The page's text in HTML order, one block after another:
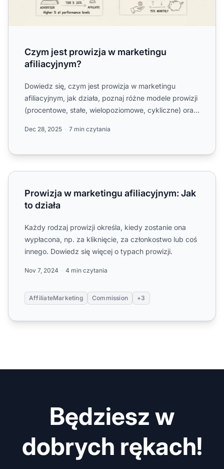
Czym jest prowizja w marketingu
afiliacyjnym?
Dowiedz się, czym jest prowizja w marketingu
afiliacyjnym, jak działa, poznaj różne modele prowizji
(procentowe, stałe, wielopoziomowe, cykliczne) oraz
Dec 28, 2025 7 min czytania
Prowizja w marketingu afiliacyjnym: Jak to działa
Prowizja w marketingu afiliacyjnym: Jak
to działa
Każdy rodzaj prowizji określa, kiedy zostanie ona
wypłacona, np. za kliknięcie, za członkostwo lub coś
innego. Dowiedz się więcej o typach prowizji.
Nov 7, 2024 4 min czytania
AffiliateMarketing Commission +3
Będziesz w
dobrych rękach!